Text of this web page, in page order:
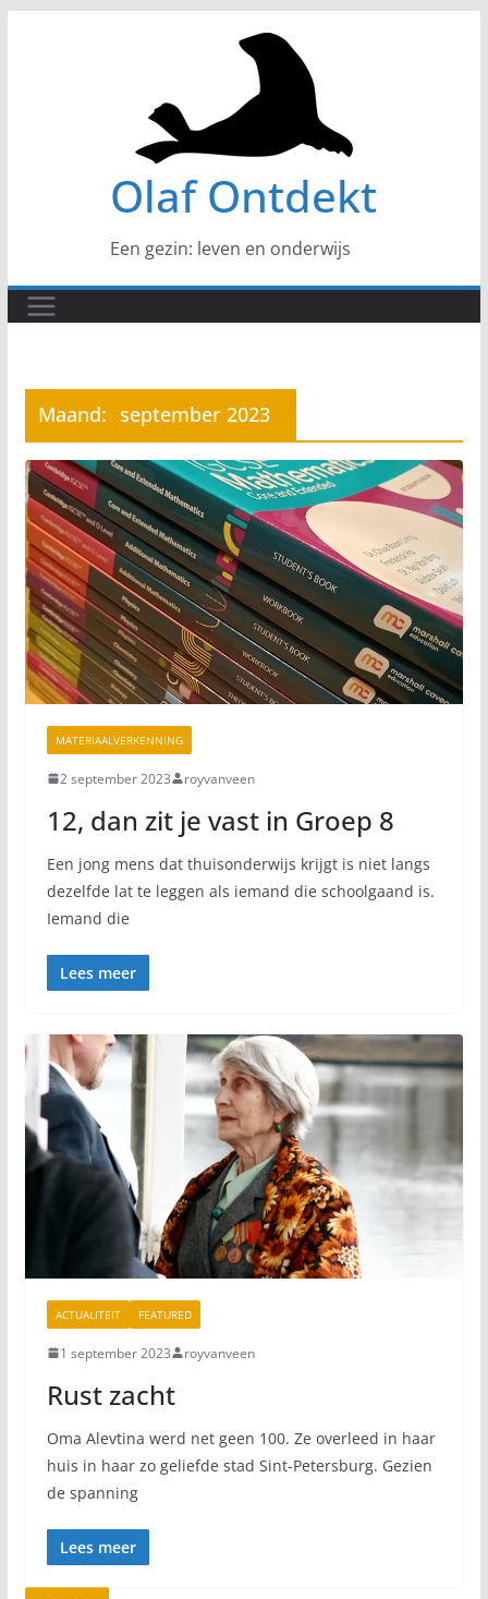
Olaf Ontdekt
Een gezin: leven en onderwijs
Maand: september 2023
MATERIAALVERKENNING
2 september 2023 royvanveen
12, dan zit je vast in Groep 8
Een jong mens dat thuisonderwijs krijgt is niet langs
dezelfde lat te leggen als iemand die schoolgaand is.
Iemand die
Lees meer
ACTUALITEIT FEATURED
1 september 2023 royvanveen
Rust zacht
Oma Alevtina werd net geen 100. Ze overleed in haar
huis in haar zo geliefde stad Sint-Petersburg. Gezien
de spanning
Lees meer